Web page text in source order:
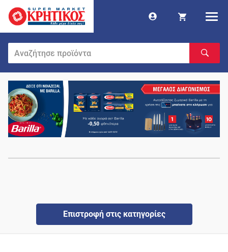
Επιστροφή στις κατηγορίες